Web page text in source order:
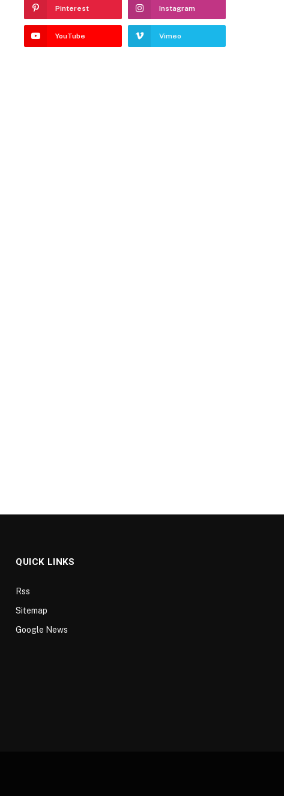
Pinterest Instagram
YouTube Vimeo
QUICK LINKS
Rss
Sitemap
Google News